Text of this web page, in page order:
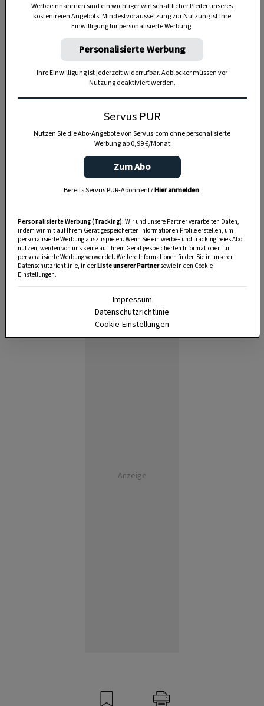
DieMilch macht den Dampf süß, da werden
die Knödel besser. Nur Wasser laugt die
Knödel aus, und sie schmecken etwas fad
Den geriebenenMohn mischtman dazu1:1
aber auch sehr gut.
6 Portionen
2:15 Stunden
Anzeige
Werbeeinnahmen sind ein wichtiger wirtschaftlicher Pfeiler unseres
kostenfreien Angebots. Mindestvoraussetzung zur Nutzung ist Ihre
Einwilligung für personalisierte Werbung.
Personalisierte Werbung
Ihre Einwilligung ist jederzeit widerrufbar. Adblocker müssen vor
Nutzung deaktiviert werden.
Servus PUR
Nutzen Sie die Abo-Angebote von Servus.com ohne personalisierte
Werbung ab 0,99 €/Monat
Zum Abo
Bereits Servus PUR-Abonnent?Hier anmelden.
Personalisierte Werbung (Tracking): Wir und unsere Partner verarbeiten Daten,
indem wir mit auf Ihrem Gerät gespeicherten Informationen Profile erstellen, um
personalisierte Werbung auszuspielen. Wenn Sie ein werbe– und trackingfreies Abo
nutzen, werden von uns keine auf Ihrem Gerät gespeicherten Informationen für
personalisierte Werbung verwendet. Weitere Informationen finden Sie in unserer
Datenschutzrichtlinie, in derListe unserer Partnersowie in den Cookie-
Einstellungen.
Impressum
Datenschutzrichtlinie
Cookie-Einstellungen